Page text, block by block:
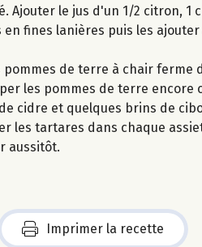
Ajouter le jus d'un 1/2 citron, 1
en fines lanières puis les
de terre à chair ferme
les pommes de terre
cidre et quelques brins de
les tartares dans chaque
aussitôt.
Imprimer la recette